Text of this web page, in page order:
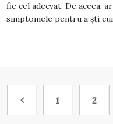
fie cel adecvat. De aceea,
simptomele pentru a ști
1 2